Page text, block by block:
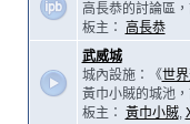
高長恭的討論區
板主：
高長恭
武威城
城內設施：《世
黃巾小賊的城池
板主： 黃巾小賊,